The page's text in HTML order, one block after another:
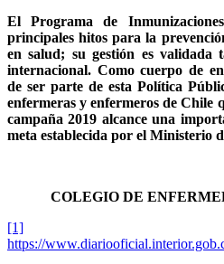
El Programa de
principales hitos para la
en salud; su gestión es validada
internacional. Como cuerpo de
de ser parte de esta Política
enfermeras y enfermeros de Chile
campaña 2019 alcance una
meta establecida por el Ministerio
COLEGIO DE
[1]
https://